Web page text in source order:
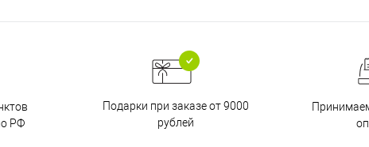
РФ
Подарки при заказе от 9000
рублей